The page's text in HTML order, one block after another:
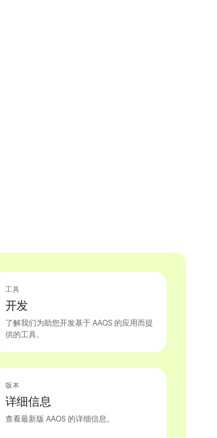
工具
开发
了解我们为助您开发基于 AAOS 的应用而提
供的工具。
版本
详细信息
查看最新版 AAOS 的详细信息。